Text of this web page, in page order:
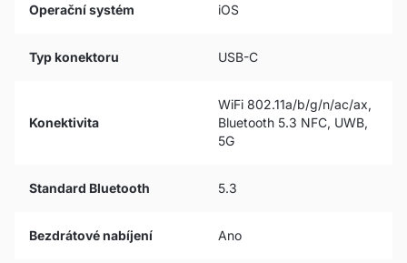
Operační systém iOS
Typ konektoru USB-C
Konektivita
WiFi 802.11a/b/g/n/ac/ax,
Bluetooth 5.3 NFC, UWB,
5G
Standard Bluetooth 5.3
Bezdrátové nabíjení Ano